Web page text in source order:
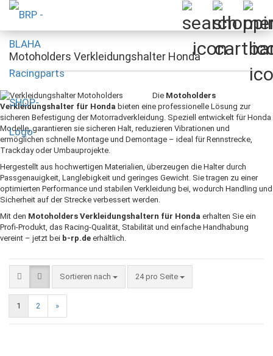
Motoholders Verkleidungshalter Honda
Die Motoholders
Verkleidungshalter für Honda bieten eine professionelle Lösung zur
sicheren Befestigung der Motorradverkleidung. Speziell entwickelt für Honda
Modelle, garantieren sie sicheren Halt, reduzieren Vibrationen und
ermöglichen schnelle Montage und Demontage – ideal für Rennstrecke,
Trackday oder Umbauprojekte.
Hergestellt aus hochwertigen Materialien, überzeugen die Halter durch
Passgenauigkeit, Langlebigkeit und geringes Gewicht. Sie tragen zu einer
optimierten Performance und stabilen Verkleidung bei, wodurch Handling und
Sicherheit auf der Strecke verbessert werden.
Mit den Motoholders Verkleidungshaltern für Honda erhalten Sie ein
Profi-Produkt, das Racing-Qualität, Stabilität und einfache Handhabung
vereint – jetzt bei b-rp.de erhältlich.
Sortieren nach
Sortieren nach 24 pro Seite
pro Seite
1 2 »